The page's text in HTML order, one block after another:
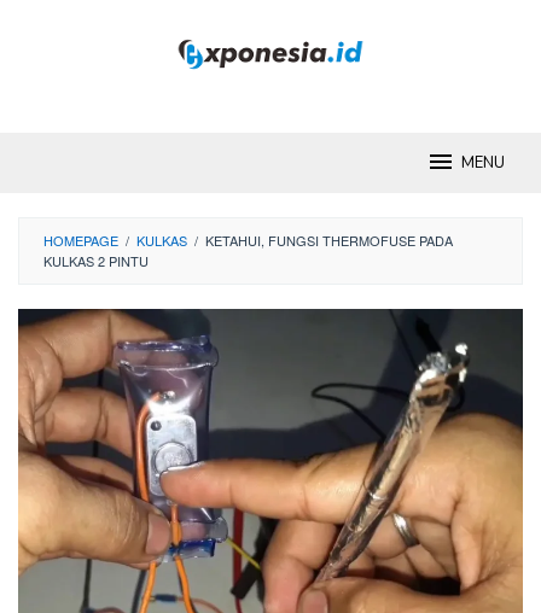
MENU
HOMEPAGE / KULKAS / KETAHUI, FUNGSI THERMOFUSE PADA
KULKAS 2 PINTU